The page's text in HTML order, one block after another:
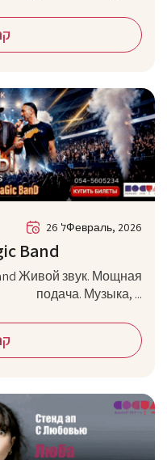
26 לФевраль, 2026
Band
Живой звук. Мощная
подача. Музыка, ...